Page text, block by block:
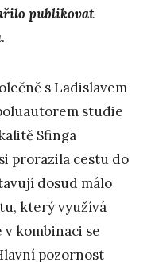
publikovat
s Ladislavem
studie
Sfinga
prorazila cestu do
dosud málo
který využívá
kombinaci se
pozornost